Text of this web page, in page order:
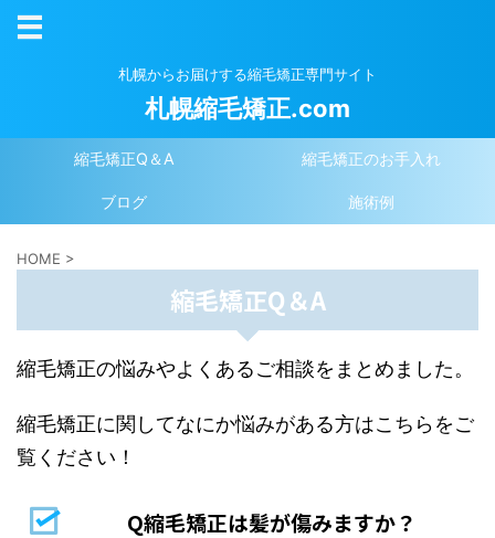
札幌からお届けする縮毛矯正専門サイト
札幌縮毛矯正.com
縮毛矯正Q＆A 縮毛矯正のお手入れ
ブログ 施術例
HOME >
縮毛矯正Q＆A
縮毛矯正の悩みやよくあるご相談をまとめました。
縮毛矯正に関してなにか悩みがある方はこちらをご
覧ください！
Q縮毛矯正は髪が傷みますか？